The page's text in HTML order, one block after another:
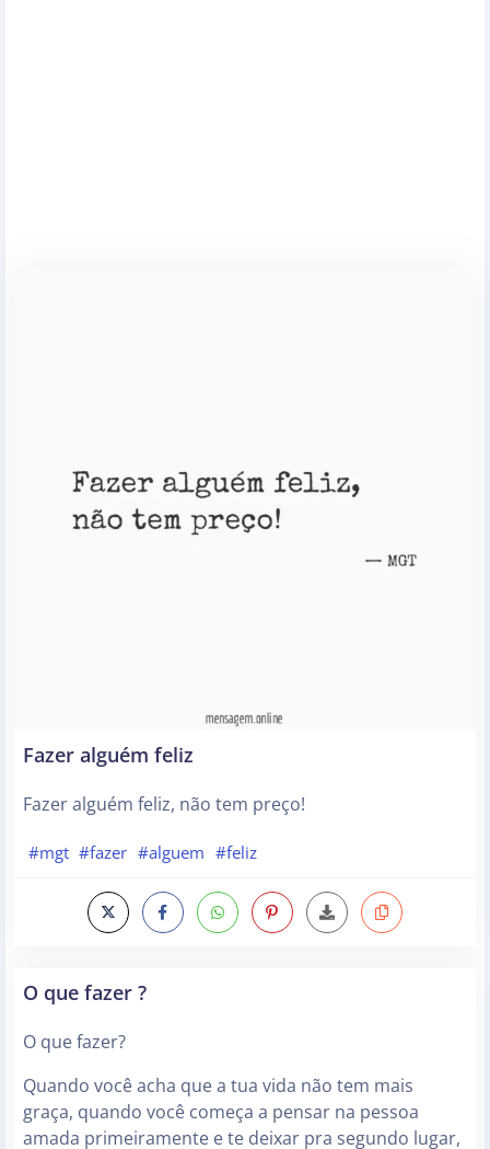
Fazer alguém feliz
Fazer alguém feliz, não tem preço!
#mgt #fazer #alguem #feliz
O que fazer ?
O que fazer?
Quando você acha que a tua vida não tem mais
graça, quando você começa a pensar na pessoa
amada primeiramente e te deixar pra segundo lugar,